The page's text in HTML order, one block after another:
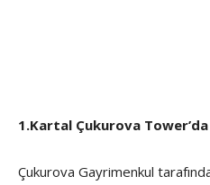
1.Kartal Çukurova
Çukurova Gayrimenkul